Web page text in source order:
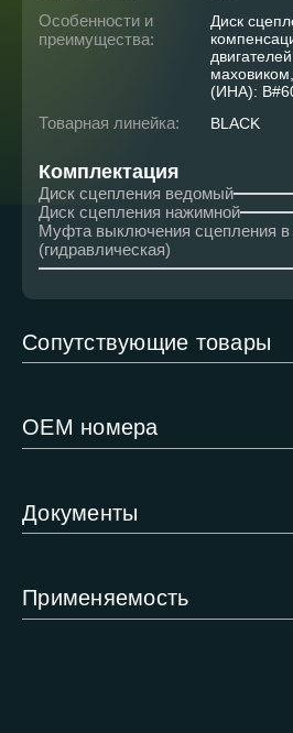
Особенности и
преимущества:
Диск
(ИНА):
Товарная линейка: BLACK
Комплектация
Диск сцепления ведомый
Диск сцепления нажимной
Муфта выключения сцепления в
(гидравлическая)
Сопутствующие товары
ОЕМ номера
Документы
Применяемость